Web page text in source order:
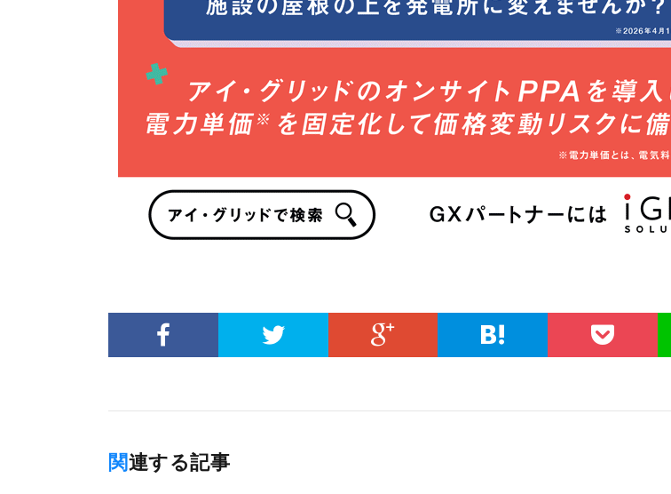
関連する記事